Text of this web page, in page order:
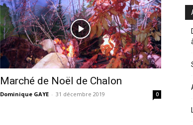
Marché de Noël de Chalon
Dominique GAYE - 31 décembre 2019 0